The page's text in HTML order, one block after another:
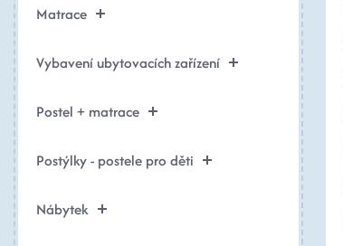
Matrace
Vybavení ubytovacích zařízení
Postel + matrace
Postýlky - postele pro děti
Nábytek